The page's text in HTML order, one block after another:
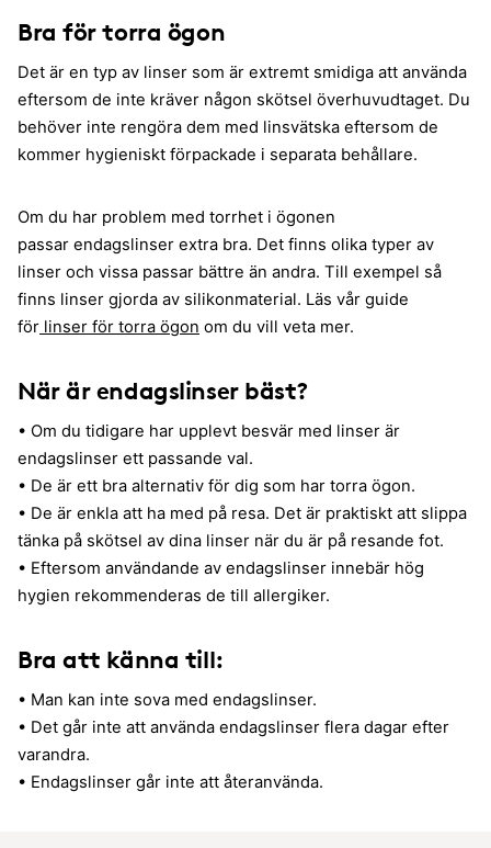
Bra för torra ögon
Det är en typ av linser som är extremt smidiga att använda
eftersom de inte kräver någon skötsel överhuvudtaget. Du
behöver inte rengöra dem med linsvätska eftersom de
kommer hygieniskt förpackade i separata behållare.
Om du har problem med torrhet i ögonen
passar endagslinser extra bra. Det finns olika typer av
linser och vissa passar bättre än andra. Till exempel så
finns linser gjorda av silikonmaterial. Läs vår guide
för linser för torra ögon om du vill veta mer.
När är endagslinser bäst?
• Om du tidigare har upplevt besvär med linser är
endagslinser ett passande val.
• De är ett bra alternativ för dig som har torra ögon.
• De är enkla att ha med på resa. Det är praktiskt att slippa
tänka på skötsel av dina linser när du är på resande fot.
• Eftersom användande av endagslinser innebär hög
hygien rekommenderas de till allergiker.
Bra att känna till:
• Man kan inte sova med endagslinser.
• Det går inte att använda endagslinser flera dagar efter
varandra.
• Endagslinser går inte att återanvända.